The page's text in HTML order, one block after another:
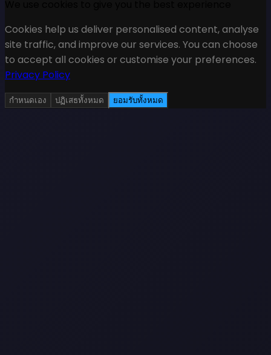
Cookies help us deliver personalised content, analyse
site traffic, and improve our services. You can choose
to accept all cookies or customise your preferences.
Privacy Policy
กำหนดเอง ปฏิเสธทั้งหมด ยอมรับทั้งหมด